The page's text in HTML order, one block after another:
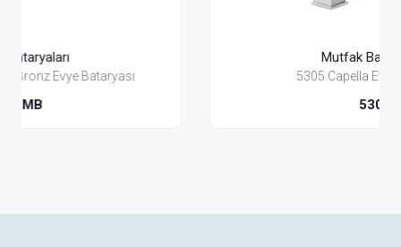
5305 Capella Evye Bataryası